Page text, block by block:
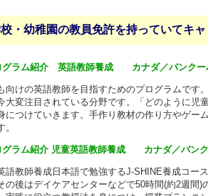
・幼稚園の教員免許を持っていてキ
グラム紹介 英語教師養成 カナダ／バンクー
向けの英語教師を目指すためのプログラムです
大変注目されている分野です。「どのように児
につけていきます。手作り教材の作り方やゲー
。
グラム紹介 児童英語教師養成 カナダ／バン
語教師養成日本語で勉強するJ-SHINE養成コー
の後はデイケアセンターなどで50時間(約2週間